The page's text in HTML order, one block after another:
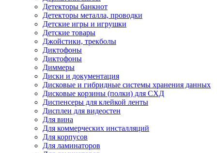
Детекторы банкнот
Детекторы металла, проводки
Детские игры и игрушки
Детские товары
Джойстики, трекболы
Диктофоны
Диктофоны
Диммеры
Диски и документация
Дисковые и гибридные системы хранения данных
Дисковые корзины (полки) для СХД
Диспенсеры для клейкой ленты
Дисплеи для видеостен
Для вина
Для коммерческих инсталляций
Для корпусов
Для ламинаторов